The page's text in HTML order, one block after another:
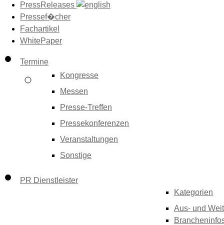
PressReleases
Pressef�cher
Fachartikel
WhitePaper
Termine
Kongresse
Messen
Presse-Treffen
Pressekonferenzen
Veranstaltungen
Sonstige
PR Dienstleister
Kategorien
Aus- und